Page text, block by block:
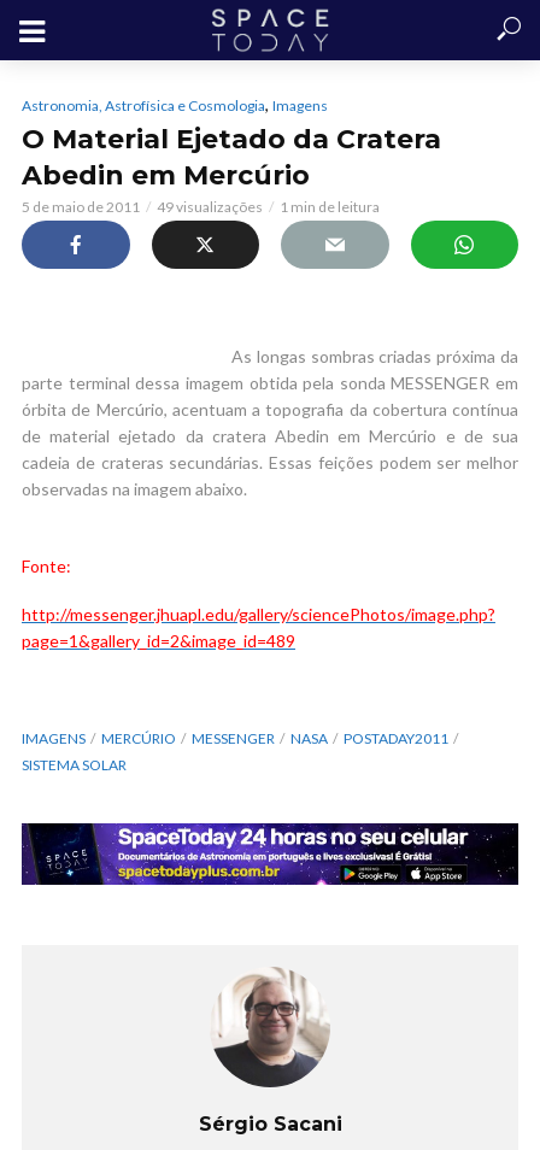
Astronomia, Astrofísica e Cosmologia, Imagens
O Material Ejetado da Cratera
Abedin em Mercúrio
5 de maio de 2011 49 visualizações 1 min de leitura
As longas sombras criadas próxima da
parte terminal dessa imagem obtida pela sonda MESSENGER em
órbita de Mercúrio, acentuam a topografia da cobertura contínua
de material ejetado da cratera Abedin em Mercúrio e de sua
cadeia de crateras secundárias. Essas feições podem ser melhor
observadas na imagem abaixo.
Fonte:
http://messenger.jhuapl.edu/gallery/sciencePhotos/image.php?
page=1&gallery_id=2&image_id=489
IMAGENS MERCÚRIO MESSENGER NASA
POSTADAY2011
SISTEMA SOLAR
Sérgio Sacani